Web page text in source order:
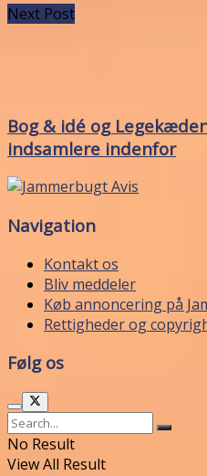
Next Post
Bog & idé og
indsamlere indenfor
Navigation
Kontakt os
Bliv meddeler
Køb annoncering på
Rettigheder og
Følg os
No Result
View All Result